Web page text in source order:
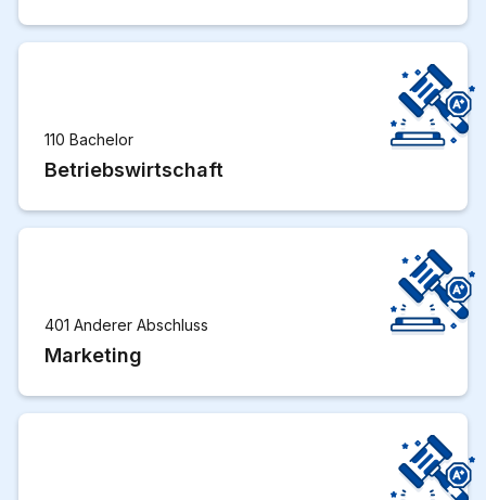
110 Bachelor
Betriebswirtschaft
401 Anderer Abschluss
Marketing